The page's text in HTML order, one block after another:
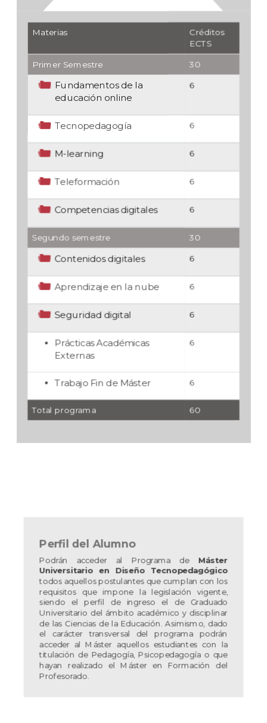
Materias
Créditos
ECTS
Primer Semestre 30
Fundamentos de la
educación online
6
Tecnopedagogía 6
M-learning 6
Teleformación 6
Competencias digitales 6
Segundo semestre 30
Contenidos digitales 6
Aprendizaje en la nube 6
Seguridad digital 6
Prácticas Académicas
Externas
6
Trabajo Fin de Máster 6
Total programa 60
Perfil del Alumno
Podrán acceder al Programa de Máster
Universitario en Diseño Tecnopedagógico
todos aquellos postulantes que cumplan con los
requisitos que impone la legislación vigente,
siendo el perfil de ingreso el de Graduado
Universitario del ámbito académico y disciplinar
de las Ciencias de la Educación. Asimismo, dado
el carácter transversal del programa podrán
acceder al Máster aquellos estudiantes con la
titulación de Pedagogía, Psicopedagogía o que
hayan realizado el Máster en Formación del
Profesorado.